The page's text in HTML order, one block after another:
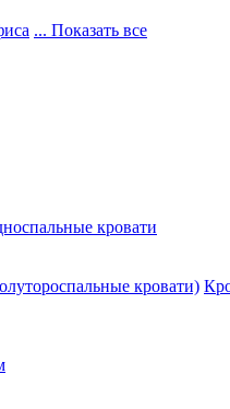
... Показать все
кровати
кровати)